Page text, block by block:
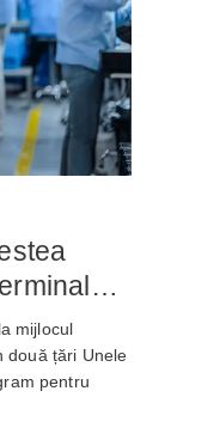
mijlocul
două țări Unele
pentru